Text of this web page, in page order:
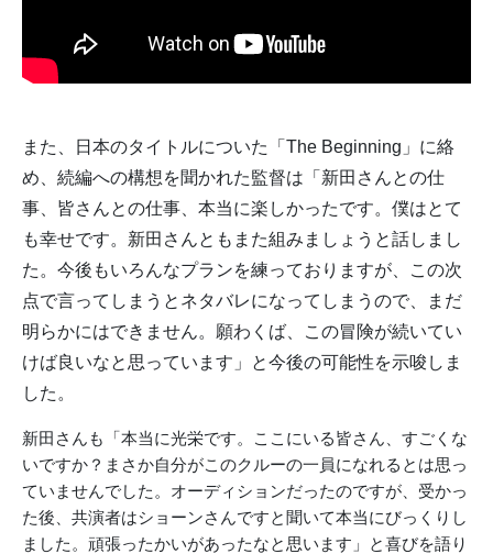
また、日本のタイトルについた「The Beginning」に絡
め、続編への構想を聞かれた監督は「新田さんとの仕
事、皆さんとの仕事、本当に楽しかったです。僕はとて
も幸せです。新田さんともまた組みましょうと話しまし
た。今後もいろんなプランを練っておりますが、この次
点で言ってしまうとネタバレになってしまうので、まだ
明らかにはできません。願わくば、この冒険が続いてい
けば良いなと思っています」と今後の可能性を示唆しま
した。
新田さんも「本当に光栄です。ここにいる皆さん、すごくな
いですか？まさか自分がこのクルーの一員になれるとは思っ
ていませんでした。オーディションだったのですが、受かっ
た後、共演者はショーンさんですと聞いて本当にびっくりし
ました。頑張ったかいがあったなと思います」と喜びを語り